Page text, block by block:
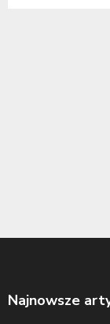
Najnowsze